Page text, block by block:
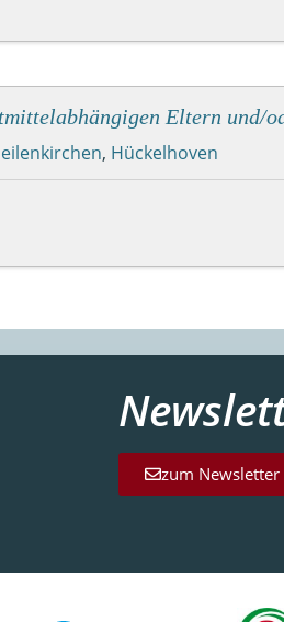
Eltern und/
, Hückelhoven
zum Newsletter